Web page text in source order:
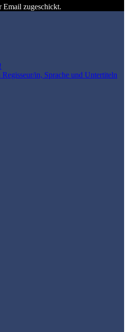
Email zugeschickt.
in, Sprache und Untertiteln